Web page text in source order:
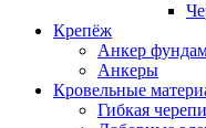
Крепёж
Анкер
Анкеры
Кровельные
Гибкая